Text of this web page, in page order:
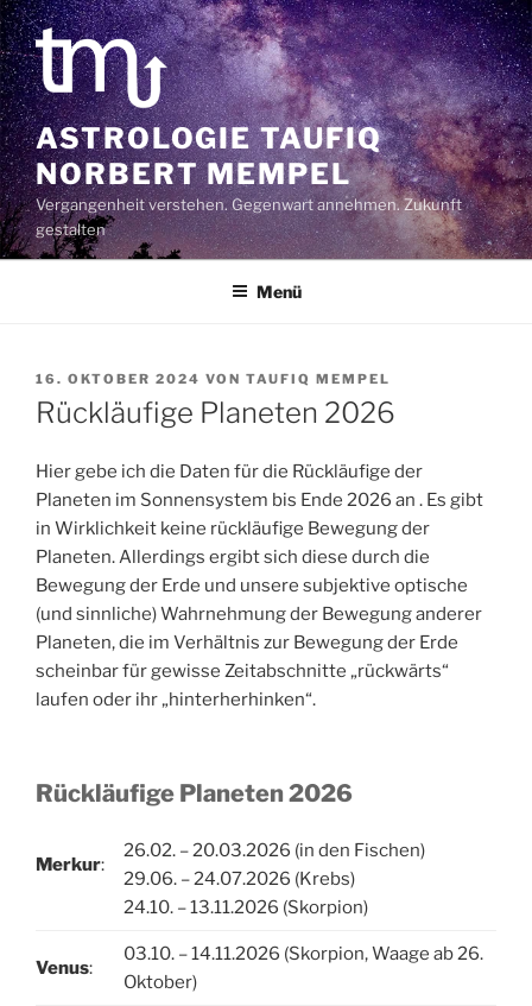
Zum
Inhalt
springen
ASTROLOGIE TAUFIQ
NORBERT MEMPEL
Vergangenheit verstehen. Gegenwart annehmen. Zukunft
gestalten
Menü
VERÖFFENTLICHT
AM
16. OKTOBER 2024 VON TAUFIQ MEMPEL
Rückläufige Planeten 2026
Hier gebe ich die Daten für die Rückläufige der
Planeten im Sonnensystem bis Ende 2026 an . Es gibt
in Wirklichkeit keine rückläufige Bewegung der
Planeten. Allerdings ergibt sich diese durch die
Bewegung der Erde und unsere subjektive optische
(und sinnliche) Wahrnehmung der Bewegung anderer
Planeten, die im Verhältnis zur Bewegung der Erde
scheinbar für gewisse Zeitabschnitte „rückwärts“
laufen oder ihr „hinterherhinken“.
Rückläufige Planeten 2026
Merkur:
26.02. – 20.03.2026 (in den Fischen)
29.06. – 24.07.2026 (Krebs)
24.10. – 13.11.2026 (Skorpion)
Venus:
03.10. – 14.11.2026 (Skorpion, Waage ab 26.
Oktober)